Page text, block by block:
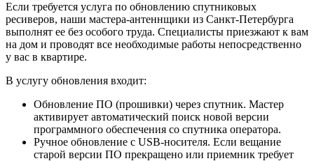
Если требуется услуга по обновлению спутниковых
ресиверов, наши мастера-антеннщики из Санкт-Петербурга
выполнят ее без особого труда. Специалисты приезжают к вам
на дом и проводят все необходимые работы непосредственно
у вас в квартире.
В услугу обновления входит:
Обновление ПО (прошивки) через спутник. Мастер
активирует автоматический поиск новой версии
программного обеспечения со спутника оператора.
Ручное обновление с USB-носителя. Если вещание
старой версии ПО прекращено или приемник требует